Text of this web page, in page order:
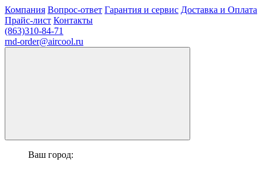
Компания Вопрос-ответ Гарантия и сервис Доставка и Оплата
Прайс-лист Контакты
(863)310-84-71
rnd-order@aircool.ru
Ваш город: